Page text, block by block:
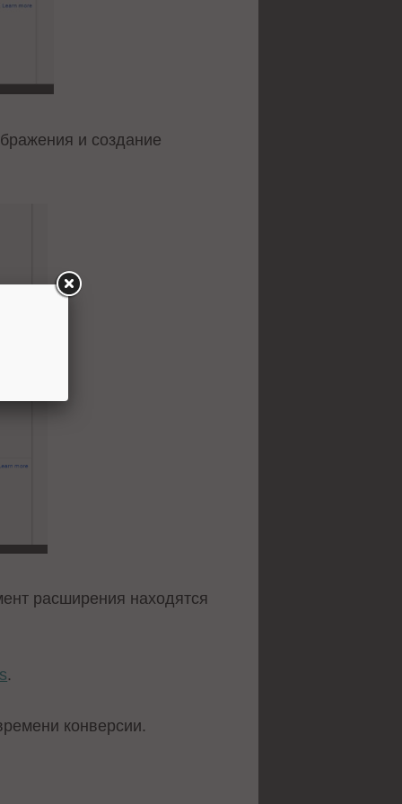
и создание
расширения находятся
.
конверсии.